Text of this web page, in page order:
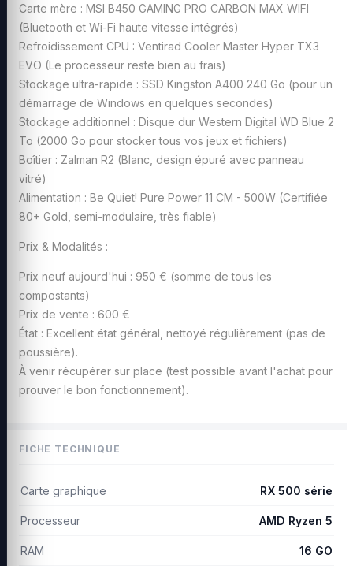
Carte mère : MSI B450 GAMING PRO CARBON MAX WIFI
(Bluetooth et Wi-Fi haute vitesse intégrés)
Refroidissement CPU : Ventirad Cooler Master Hyper TX3
EVO (Le processeur reste bien au frais)
Stockage ultra-rapide : SSD Kingston A400 240 Go (pour un
démarrage de Windows en quelques secondes)
Stockage additionnel : Disque dur Western Digital WD Blue 2
To (2000 Go pour stocker tous vos jeux et fichiers)
Boîtier : Zalman R2 (Blanc, design épuré avec panneau
vitré)
Alimentation : Be Quiet! Pure Power 11 CM - 500W (Certifiée
80+ Gold, semi-modulaire, très fiable)
Prix & Modalités :
Prix neuf aujourd'hui : 950 € (somme de tous les
compostants)
Prix de vente : 600 €
État : Excellent état général, nettoyé régulièrement (pas de
poussière).
À venir récupérer sur place (test possible avant l'achat pour
prouver le bon fonctionnement).
FICHE TECHNIQUE
Carte graphique RX 500 série
Processeur AMD Ryzen 5
RAM 16 GO